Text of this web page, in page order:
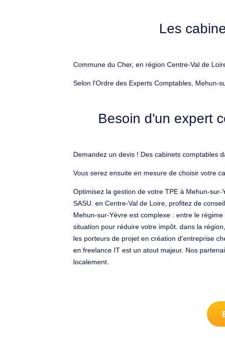
Les
Commune du Cher, en région Centre-Val de
Selon l'Ordre des Experts Comptables, Mehun-
Besoin d'un expert
Demandez un devis ! Des cabinets comptables
Vous serez ensuite en mesure de choisir votre
Optimisez la gestion de votre TPE à Mehun-
SASU. en Centre-Val de Loire, profitez de
Mehun-sur-Yèvre est complexe : entre le
situation pour réduire votre impôt. dans la
les porteurs de projet en création d'entreprise
en freelance IT est un atout majeur. Nos
localement.